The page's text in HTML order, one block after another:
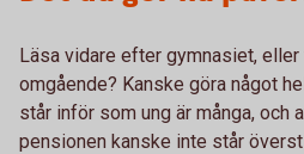
Läsa vidare efter gymnasiet,
omgående? Kanske göra något
står inför som ung är många, och
pensionen kanske inte står